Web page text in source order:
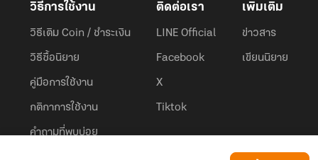
วิธีการใช้งาน
วิธีเติม Coin / ชำระเงิน
วิธีซื้อนิยาย
คู่มือการใช้งาน
กติกาการใช้งาน
คำถามที่พบบ่อย
ติดต่อเรา
LINE Official
Facebook
X
Tiktok
เพิ่มเติม
ข่าวสาร
เขียนนิยาย